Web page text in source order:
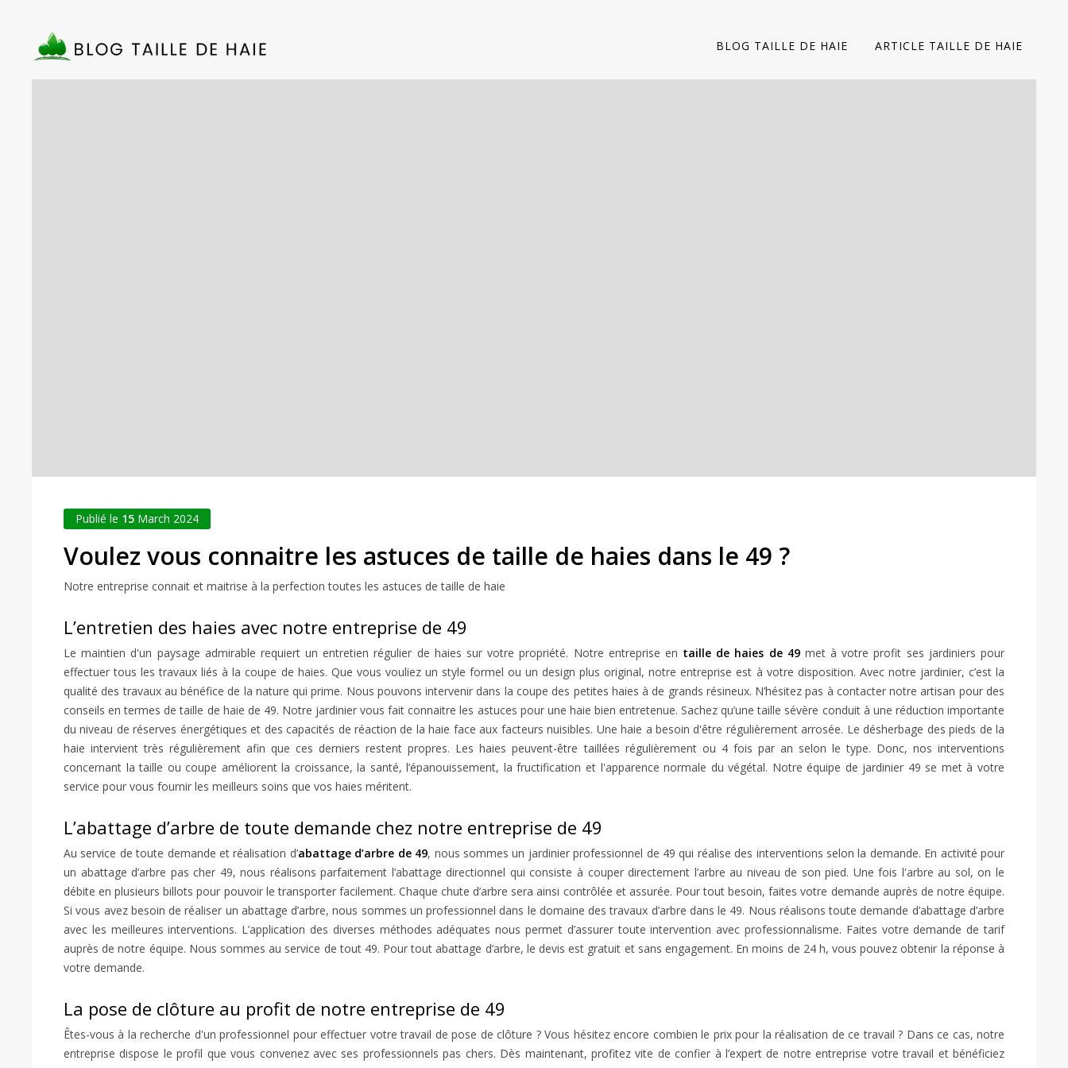
BLOG TAILLE DE HAIE ARTICLE TAILLE DE HAIE
Publié le 15 March 2024
Voulez vous connaitre les astuces de taille de haies dans le 49 ?
Notre entreprise connait et maitrise à la perfection toutes les astuces de taille de haie
L’entretien des haies avec notre entreprise de 49
Le maintien d'un paysage admirable requiert un entretien régulier de haies sur votre propriété. Notre entreprise en taille de haies de 49met à votre profit ses jardiniers pour
effectuer tous les travaux liés à la coupe de haies. Que vous vouliez un style formel ou un design plus original, notre entreprise est à votre disposition. Avec notre jardinier, c’est la
qualité des travaux au bénéfice de la nature qui prime. Nous pouvons intervenir dans la coupe des petites haies à de grands résineux. N’hésitez pas à contacter notre artisan pour des
conseils en termes de taille de haie de 49. Notre jardinier vous fait connaitre les astuces pour une haie bien entretenue. Sachez qu’une taille sévère conduit à une réduction importante
du niveau de réserves énergétiques et des capacités de réaction de la haie face aux facteurs nuisibles. Une haie a besoin d'être régulièrement arrosée. Le désherbage des pieds de la
haie intervient très régulièrement afin que ces derniers restent propres. Les haies peuvent-être taillées régulièrement ou 4 fois par an selon le type. Donc, nos interventions
concernant la taille ou coupe améliorent la croissance, la santé, l’épanouissement, la fructification et l'apparence normale du végétal. Notre équipe de jardinier 49 se met à votre
service pour vous fournir les meilleurs soins que vos haies méritent.
L’abattage d’arbre de toute demande chez notre entreprise de 49
Au service de toute demande et réalisation d’abattage d’arbre de 49, nous sommes un jardinier professionnel de 49 qui réalise des interventions selon la demande. En activité pour
un abattage d’arbre pas cher 49, nous réalisons parfaitement l’abattage directionnel qui consiste à couper directement l’arbre au niveau de son pied. Une fois l'arbre au sol, on le
débite en plusieurs billots pour pouvoir le transporter facilement. Chaque chute d’arbre sera ainsi contrôlée et assurée. Pour tout besoin, faites votre demande auprès de notre équipe.
Si vous avez besoin de réaliser un abattage d’arbre, nous sommes un professionnel dans le domaine des travaux d’arbre dans le 49. Nous réalisons toute demande d’abattage d’arbre
avec les meilleures interventions. L’application des diverses méthodes adéquates nous permet d’assurer toute intervention avec professionnalisme. Faites votre demande de tarif
auprès de notre équipe. Nous sommes au service de tout 49. Pour tout abattage d’arbre, le devis est gratuit et sans engagement. En moins de 24 h, vous pouvez obtenir la réponse à
votre demande.
La pose de clôture au profit de notre entreprise de 49
Êtes-vous à la recherche d'un professionnel pour effectuer votre travail de pose de clôture ? Vous hésitez encore combien le prix pour la réalisation de ce travail ? Dans ce cas, notre
entreprise dispose le profil que vous convenez avec ses professionnels pas chers. Dès maintenant, profitez vite de confier à l’expert de notre entreprise votre travail et bénéficiez